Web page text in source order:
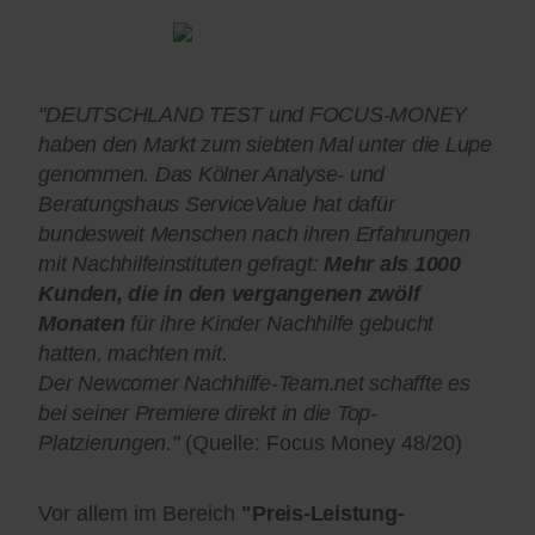
"DEUTSCHLAND TEST und FOCUS-MONEY
haben den Markt zum siebten Mal unter die Lupe
genommen. Das Kölner Analyse- und
Beratungshaus ServiceValue hat dafür
bundesweit Menschen nach ihren Erfahrungen
mit Nachhilfeinstituten gefragt: Mehr als 1000
Kunden, die in den vergangenen zwölf
Monaten für ihre Kinder Nachhilfe gebucht
hatten, machten mit.
Der Newcomer Nachhilfe-Team.net schaffte es
bei seiner Premiere direkt in die Top-
Platzierungen."(Quelle: Focus Money 48/20)
Vor allem im Bereich "Preis-Leistung-